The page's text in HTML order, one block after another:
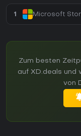
1 Microsoft
Zum besten
auf XD.deals und
von